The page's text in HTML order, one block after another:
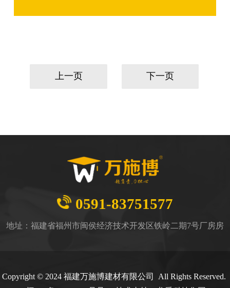
上一页 下一页
0591-83751577
地址：福建省福州市闽侯经济技术开发区铁岭二期7号厂房房
Copyright © 2024 福建万施博建材有限公司 All Rights Reserved.